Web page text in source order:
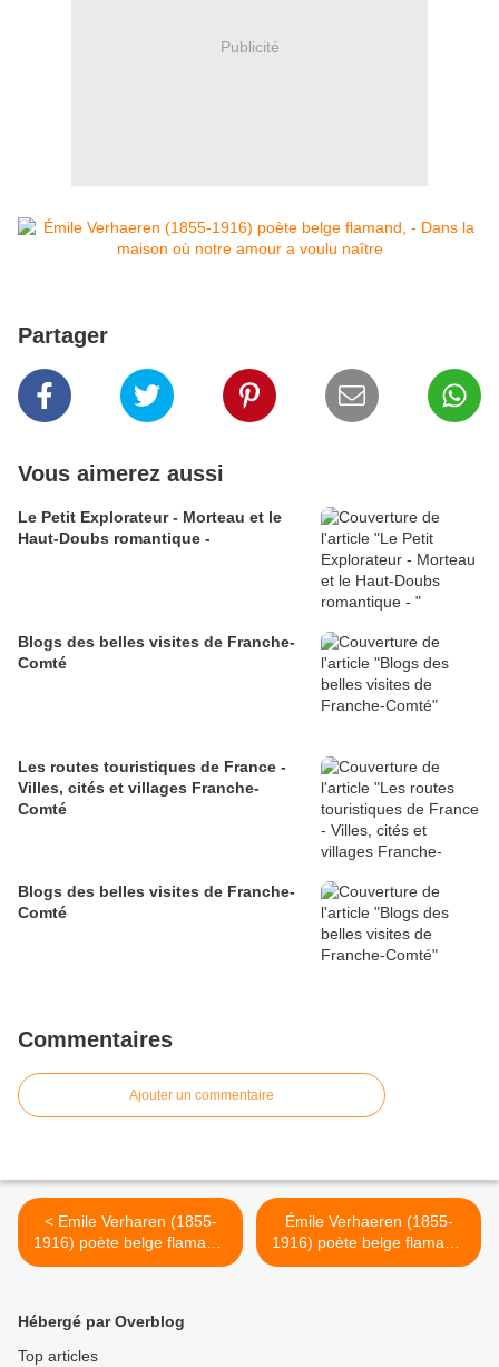
Publicité
Partager
Vous aimerez aussi
Le Petit Explorateur - Morteau et le
Haut-Doubs romantique -
Blogs des belles visites de Franche-
Comté
Les routes touristiques de France -
Villes, cités et villages Franche-
Comté
Blogs des belles visites de Franche-
Comté
Commentaires
Ajouter un commentaire
< Emile Verharen (1855-
1916) poète belge flamand,
d'expression française - S'il
Émile Verhaeren (1855-
1916) poète belge flamand,
d'expression française -
Hébergé par Overblog
Top articles